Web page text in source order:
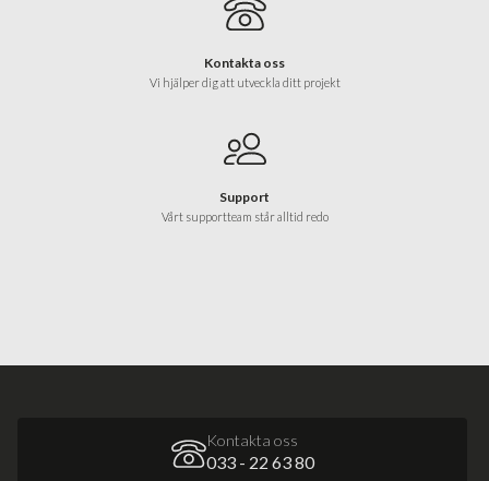
Kontakta oss
Vi hjälper dig att utveckla ditt projekt
Support
Vårt supportteam står alltid redo
Kontakta oss
033 - 22 63 80